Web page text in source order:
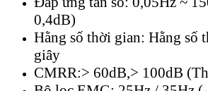
0,4dB)
Hằng số thời gian: Hằng số
giây
CMRR:> 60dB,> 100dB